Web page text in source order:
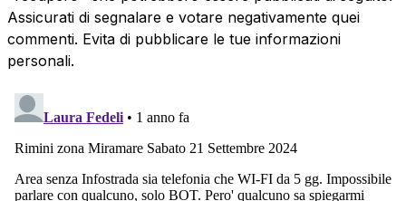
Assicurati di segnalare e votare negativamente quei
commenti. Evita di pubblicare le tue informazioni
personali.